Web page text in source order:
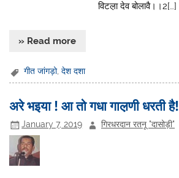
विटल़ा देव बोलावै।।2[…]
» Read more
गीत जांगड़ो,देश दशा
अरे भइया ! आ तो गधा गाल़णी धरती है!
January 7, 2019 गिरधरदान रतनू "दासोड़ी"